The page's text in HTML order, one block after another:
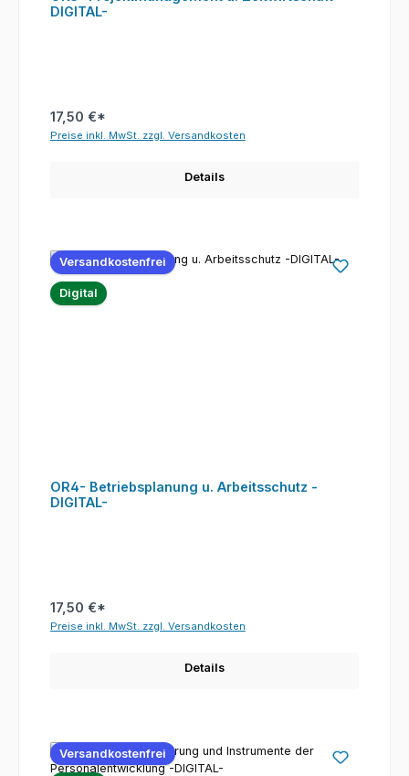
DIGITAL-
17,50 €*
Preise inkl. MwSt. zzgl. Versandkosten
Details
Versandkostenfrei
Digital
OR4- Betriebsplanung u. Arbeitsschutz -
DIGITAL-
17,50 €*
Preise inkl. MwSt. zzgl. Versandkosten
Details
Versandkostenfrei